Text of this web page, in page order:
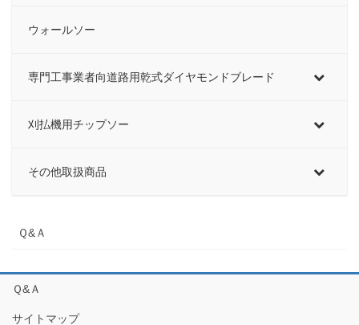
ウォールソー
専門工事業者向道路用乾式ダイヤモンドブレード
刈払機用チップソー
その他取扱商品
Ｑ&Ａ
Ｑ&Ａ
サイトマップ